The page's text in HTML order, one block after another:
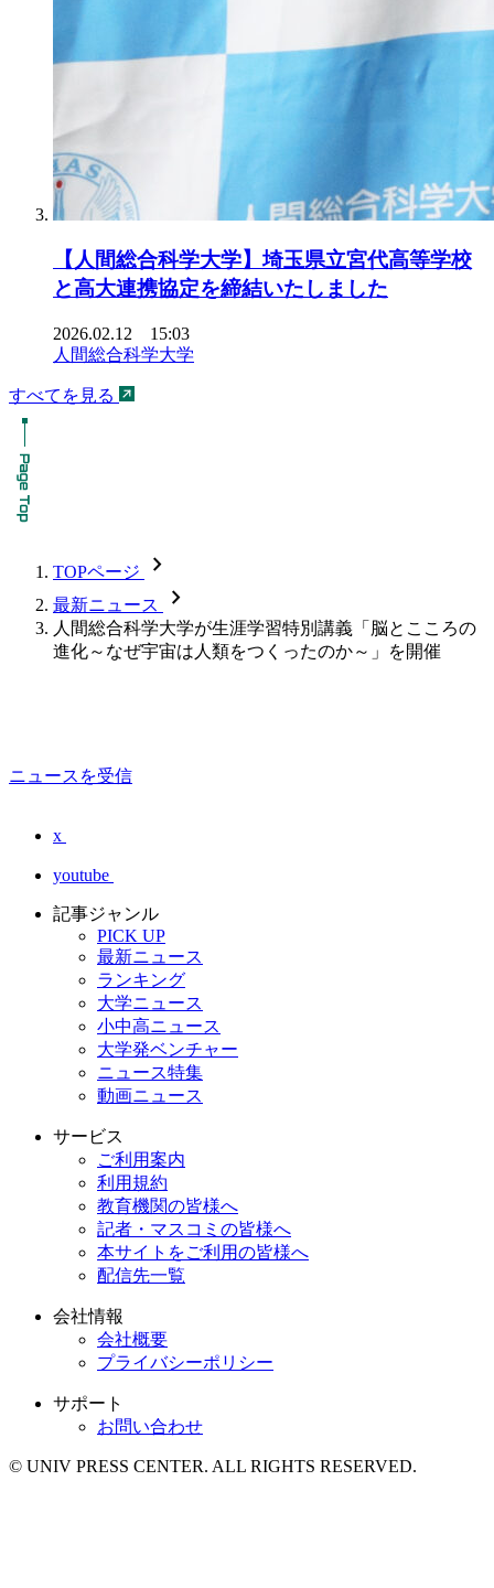
【人間総合科学大学】埼玉県立宮代高等学校
と高大連携協定を締結いたしました
2026.02.12 15:03
人間総合科学大学
すべてを見る
TOPページ chevron_forward
最新ニュース chevron_forward
人間総合科学大学が生涯学習特別講義「脳とこころの
進化～なぜ宇宙は人類をつくったのか～」を開催
ニュースを受信
x
youtube
記事ジャンル
PICK UP
最新ニュース
ランキング
大学ニュース
小中高ニュース
大学発ベンチャー
ニュース特集
動画ニュース
サービス
ご利用案内
利用規約
教育機関の皆様へ
記者・マスコミの皆様へ
本サイトをご利用の皆様へ
配信先一覧
会社情報
会社概要
プライバシーポリシー
サポート
お問い合わせ
© UNIV PRESS CENTER. ALL RIGHTS RESERVED.